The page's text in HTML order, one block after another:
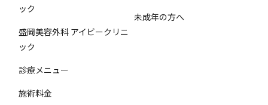
ック
盛岡美容外科 アイビークリニ
ック
診療メニュー
施術料金
未成年の方へ